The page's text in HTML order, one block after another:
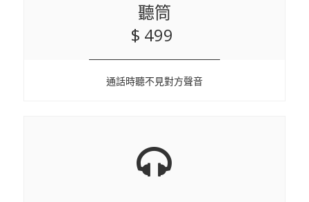
聽筒
$ 499
通話時聽不見對方聲音